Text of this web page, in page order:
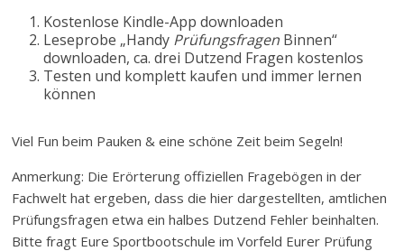
Kostenlose Kindle-App downloaden
Leseprobe „Handy Prüfungsfragen Binnen“
downloaden, ca. drei Dutzend Fragen kostenlos
Testen und komplett kaufen und immer lernen
können
Viel Fun beim Pauken & eine schöne Zeit beim Segeln!
Anmerkung: Die Erörterung offiziellen Fragebögen in der
Fachwelt hat ergeben, dass die hier dargestellten, amtlichen
Prüfungsfragen etwa ein halbes Dutzend Fehler beinhalten.
Bitte fragt Eure Sportbootschule im Vorfeld Eurer Prüfung